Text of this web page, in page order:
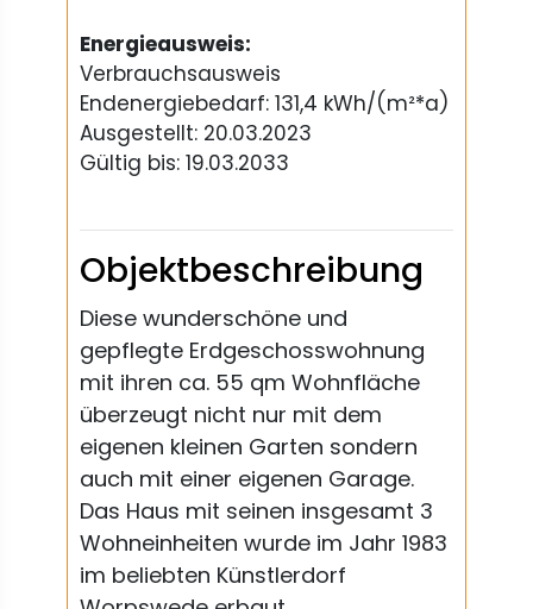
Energieausweis:
Verbrauchsausweis
Endenergiebedarf: 131,4 kWh/(m²*a)
Ausgestellt: 20.03.2023
Gültig bis: 19.03.2033
Objektbeschreibung
Diese wunderschöne und
gepflegte Erdgeschosswohnung
mit ihren ca. 55 qm Wohnfläche
überzeugt nicht nur mit dem
eigenen kleinen Garten sondern
auch mit einer eigenen Garage.
Das Haus mit seinen insgesamt 3
Wohneinheiten wurde im Jahr 1983
im beliebten Künstlerdorf